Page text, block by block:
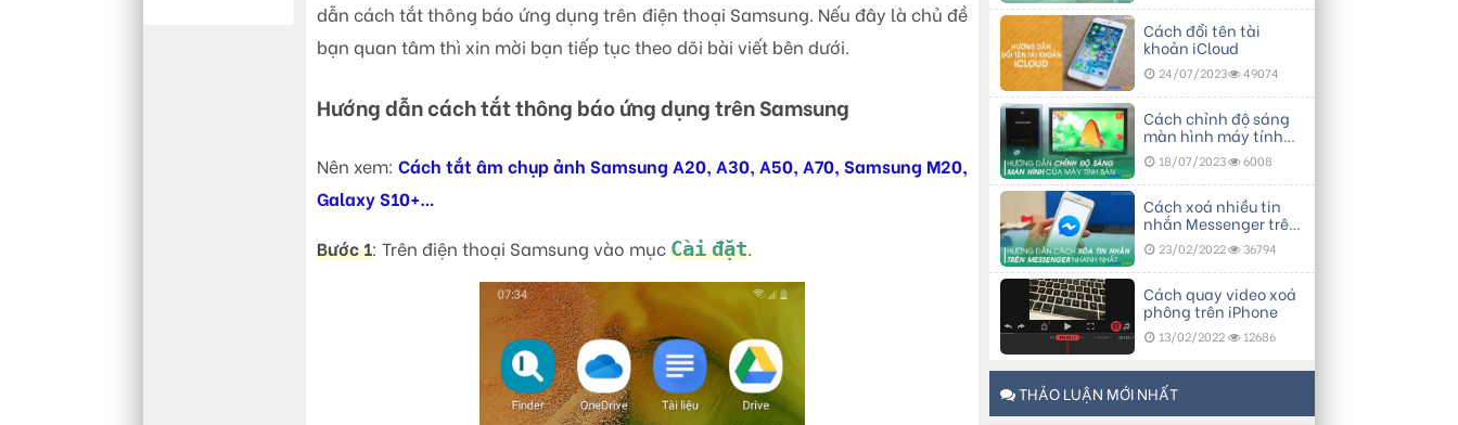
dẫn cách tắt thông báo ứng dụng trên điện thoại Samsung. Nếu đây là chủ đề
bạn quan tâm thì xin mời bạn tiếp tục theo dõi bài viết bên dưới.
Hướng dẫn cách tắt thông báo ứng dụng trên Samsung
Nên xem: Cách tắt âm chụp ảnh Samsung A20, A30, A50, A70, Samsung M20,
Galaxy S10+…
Bước 1: Trên điện thoại Samsung vào mụcCài đặt.
Cách đổi tên tài
khoản iCloud
24/07/2023 49074
Cách chỉnh độ sáng
màn hình máy tính
bàn18/07/2023 6008
Cách xoá nhiều tin
nhắn Messenger trên
điện thoại
23/02/2022 36794
Cách quay video xoá
phông trên iPhone
13/02/2022 12686
THẢO LUẬN MỚI NHẤT